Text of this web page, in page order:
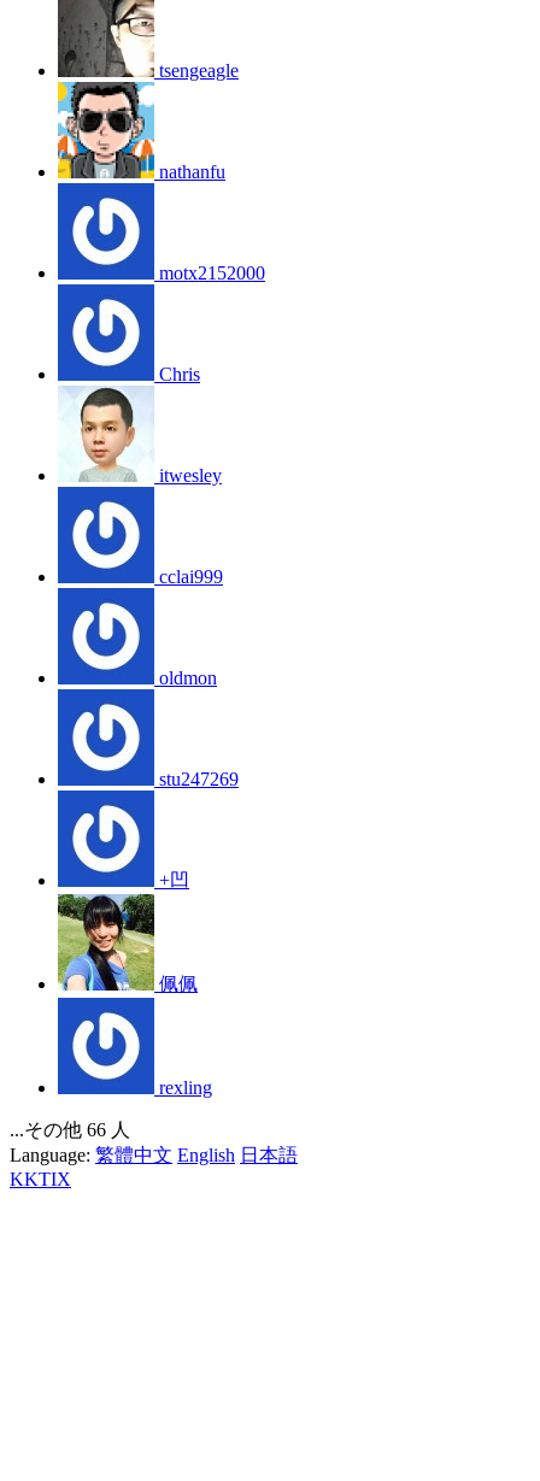
tsengeagle
nathanfu
motx2152000
Chris
itwesley
cclai999
oldmon
stu247269
+凹
佩佩
rexling
...その他 66 人
Language: 繁體中文 English 日本語
KKTIX